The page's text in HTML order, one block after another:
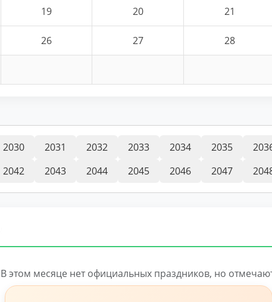
19 20 21
26 27 28
2030 2031 2032 2033 2034 2035
2042 2043 2044 2045 2046 2047
В этом месяце нет официальных праздников, но